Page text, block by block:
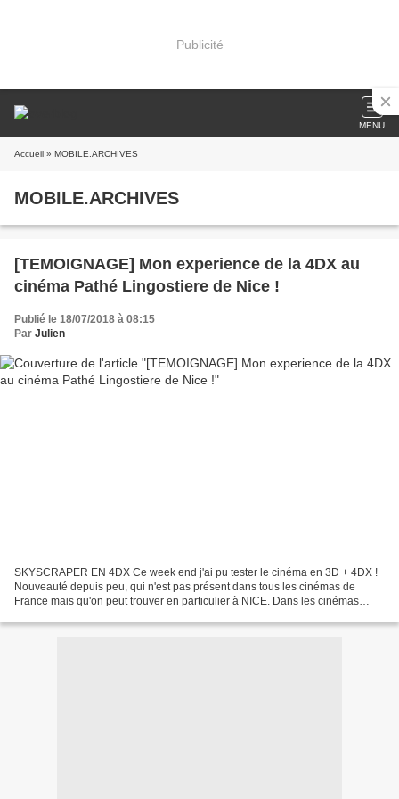
Publicité
MENU
Accueil » MOBILE.ARCHIVES
MOBILE.ARCHIVES
[TEMOIGNAGE] Mon experience de la 4DX au
cinéma Pathé Lingostiere de Nice !
Publié le 18/07/2018 à 08:15
Par Julien
SKYSCRAPER EN 4DX Ce week end j'ai pu tester le cinéma en 3D + 4DX !
Nouveauté depuis peu, qui n'est pas présent dans tous les cinémas de
France mais qu'on peut trouver en particulier à NICE. Dans les cinémas